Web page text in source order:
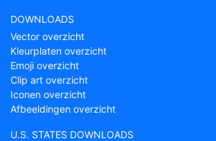
DOWNLOADS
Vector overzicht
Kleurplaten overzicht
Emoji overzicht
Clip art overzicht
Iconen overzicht
Afbeeldingen overzicht
U.S. STATES DOWNLOADS